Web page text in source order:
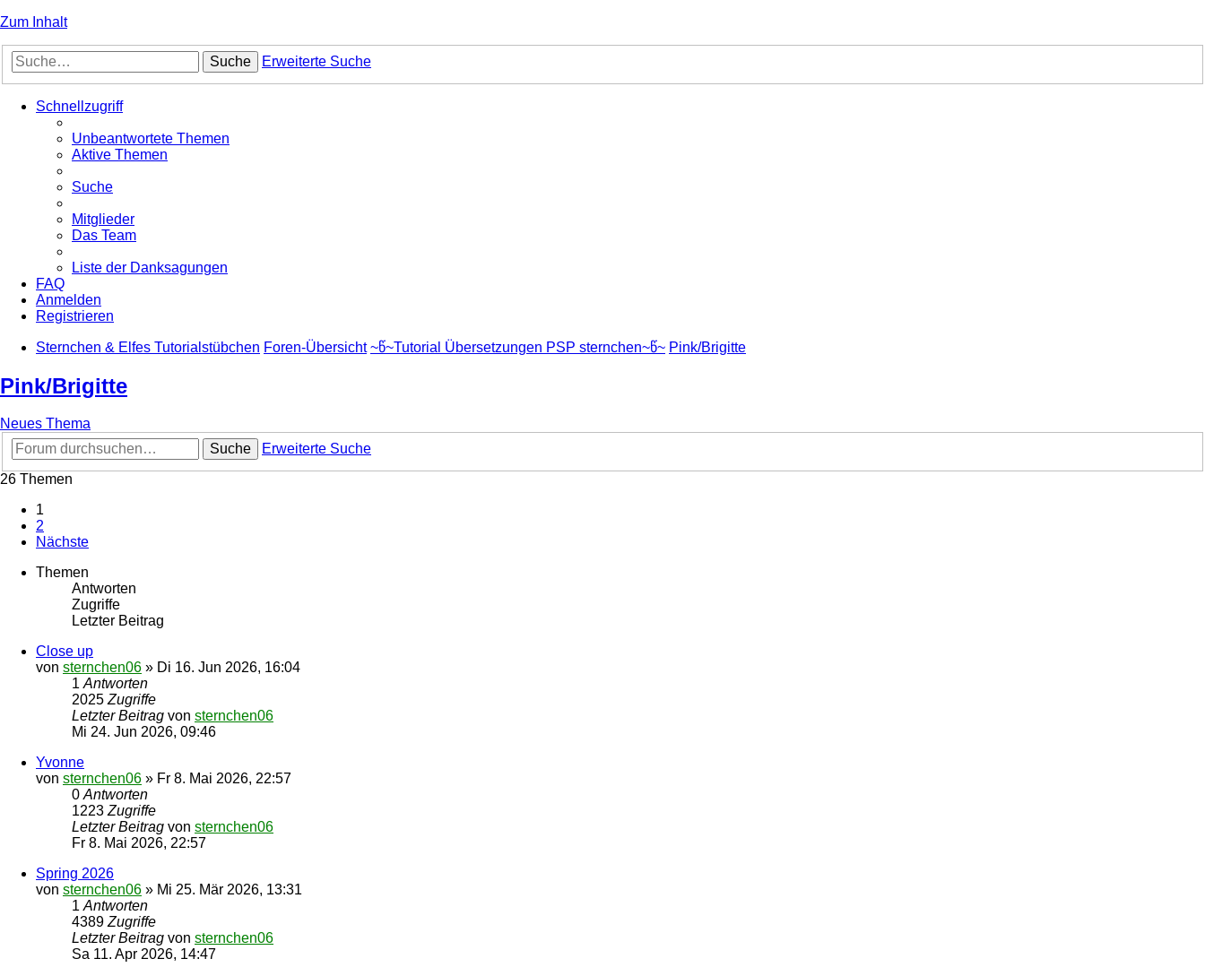
Zum Inhalt
Suche Erweiterte Suche
Schnellzugriff
Unbeantwortete Themen
Aktive Themen
Suche
Mitglieder
Das Team
Liste der Danksagungen
FAQ
Anmelden
Registrieren
Sternchen & Elfes Tutorialstübchen Foren-Übersicht ~წ~Tutorial Übersetzungen PSP sternchen~წ~ Pink/Brigitte
Pink/Brigitte
Neues Thema
Suche
Erweiterte Suche
26 Themen
1
2
Nächste
Themen
Antworten
Zugriffe
Letzter Beitrag
Close up
von sternchen06 » Di 16. Jun 2026, 16:04
1 Antworten
2025 Zugriffe
Letzter Beitrag von sternchen06
Mi 24. Jun 2026, 09:46
Yvonne
von sternchen06 » Fr 8. Mai 2026, 22:57
0 Antworten
1223 Zugriffe
Letzter Beitrag von sternchen06
Fr 8. Mai 2026, 22:57
Spring 2026
von sternchen06 » Mi 25. Mär 2026, 13:31
1 Antworten
4389 Zugriffe
Letzter Beitrag von sternchen06
Sa 11. Apr 2026, 14:47